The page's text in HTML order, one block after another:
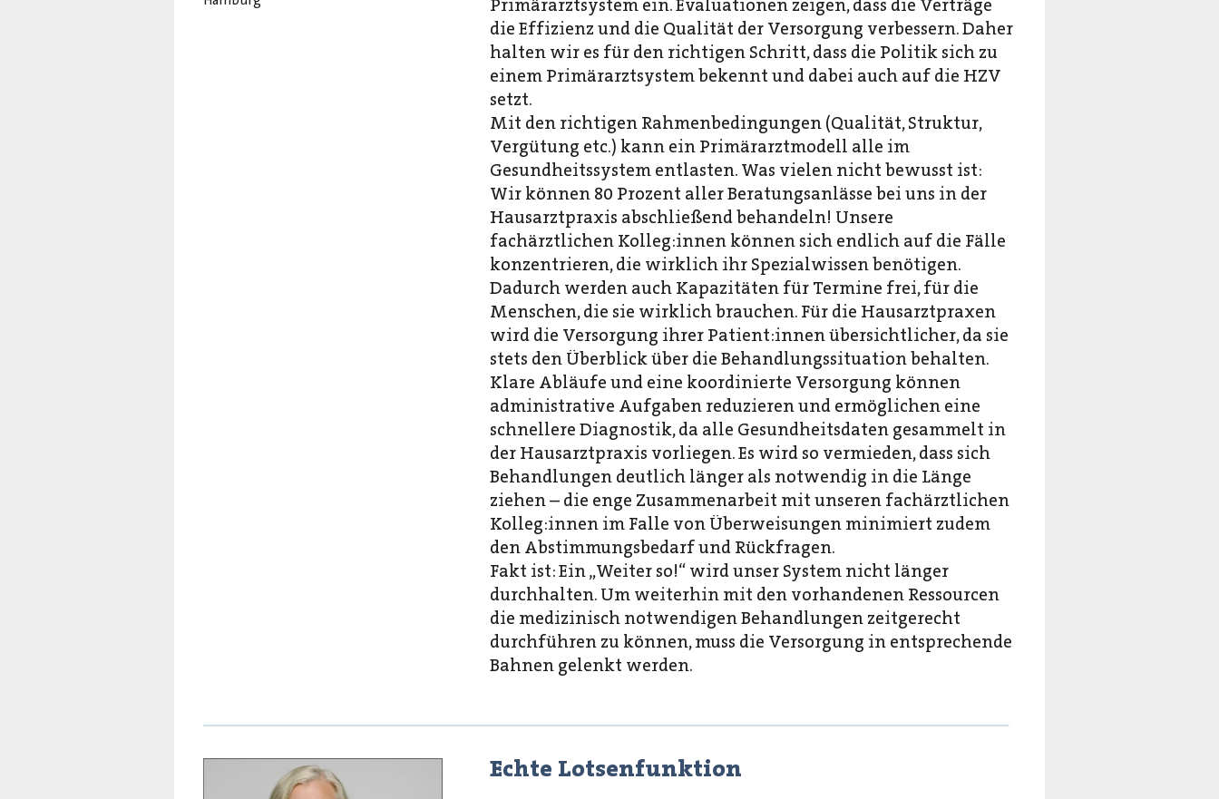
Primärarztsystem ein. Evaluationen zeigen, dass die Verträge
die Effizienz und die Qualität der Versorgung verbessern. Daher
halten wir es für den richtigen Schritt, dass die Politik sich zu
einem Primärarztsystem bekennt und dabei auch auf die HZV
setzt.
Mit den richtigen Rahmenbedingungen (Qualität, Struktur,
Vergütung etc.) kann ein Primärarztmodell alle im
Gesundheitssystem entlasten. Was vielen nicht bewusst ist:
Wir können 80 Prozent aller Beratungsanlässe bei uns in der
Hausarztpraxis abschließend behandeln! Unsere
fachärztlichen Kolleg:innen können sich endlich auf die Fälle
konzentrieren, die wirklich ihr Spezialwissen benötigen.
Dadurch werden auch Kapazitäten für Termine frei, für die
Menschen, die sie wirklich brauchen. Für die Hausarztpraxen
wird die Versorgung ihrer Patient:innen übersichtlicher, da sie
stets den Überblick über die Behandlungssituation behalten.
Klare Abläufe und eine koordinierte Versorgung können
administrative Aufgaben reduzieren und ermöglichen eine
schnellere Diagnostik, da alle Gesundheitsdaten gesammelt in
der Hausarztpraxis vorliegen. Es wird so vermieden, dass sich
Behandlungen deutlich länger als notwendig in die Länge
ziehen – die enge Zusammenarbeit mit unseren fachärztlichen
Kolleg:innen im Falle von Überweisungen minimiert zudem
den Abstimmungsbedarf und Rückfragen.
Fakt ist: Ein „Weiter so!“ wird unser System nicht länger
durchhalten. Um weiterhin mit den vorhandenen Ressourcen
die medizinisch notwendigen Behandlungen zeitgerecht
durchführen zu können, muss die Versorgung in entsprechende
Bahnen gelenkt werden.
Echte Lotsenfunktion